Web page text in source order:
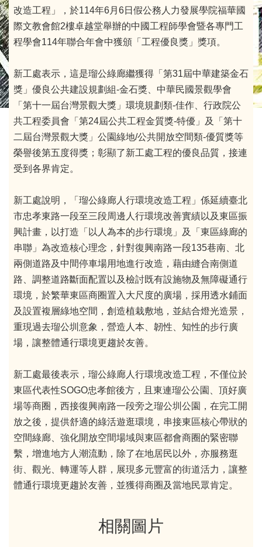
改造工程」，於114年6月6日假公務人力發展學院福華國
際文教會館2樓卓越堂舉辦的中國工程師學會暨各專門工
程學會114年聯合年會中獲頒「工程優良獎」獎項。
新工處表示，這是瑠公綠廊繼獲得「第31屆中華建築金石
獎」優良公共建設規劃組-金石獎、中華民國景觀學會
「第十一屆台灣景觀大獎」環境規劃類-佳作、行政院公
共工程委員會「第24屆公共工程金質獎-特優」及「第十
二屆台灣景觀大獎」公園綠地/公共開放空間類-優質獎等
榮譽後第五度得獎；彰顯了新工處工程的優良品質，接連
受到各界肯定。
新工處說明，「瑠公綠廊人行環境改造工程」係延續臺北
市忠孝東路一段至三段周邊人行環境改善實績以及東區振
興計畫，以打造「以人為本的步行環境」及「東區綠廊的
串聯」為改造核心理念，針對復興南路一段135巷南、北
兩側道路及中間停車場用地進行改造，藉由縫合南側道
路、調整道路斷面配置以及檢討既有設施物及無障礙通行
環境，於繁華東區商圈置入大尺度的廣場，採用透水鋪面
及設置複層綠地空間，創造植栽敷地，並結合燈光造景，
重現過去瑠公圳意象，營造人本、韌性、知性的步行廣
場，讓整體通行環境更趨於友善。
新工處最後表示，瑠公綠廊人行環境改造工程，不僅位於
東區代表性SOGO忠孝館後方，且東連瑠公公園、頂好廣
場等商圈，西接復興南路一段旁之瑠公圳公園，在完工開
放之後，提供舒適的綠活遊逛環境，串接東區核心帶狀的
空間綠廊、強化開放空間場域與東區都會商圈的緊密聯
繫，增進地方人潮流動，除了在地居民以外，亦服務逛
街、觀光、轉運等人群，展現多元豐富的街道活力，讓整
體通行環境更趨於友善，並獲得商圈及當地民眾肯定。
相關圖片